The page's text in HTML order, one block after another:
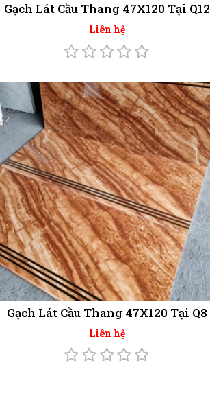
Gạch Lát Cầu Thang 47X120 Tại Q12
Liên hệ
Gạch Lát Cầu Thang 47X120 Tại Q8
Liên hệ